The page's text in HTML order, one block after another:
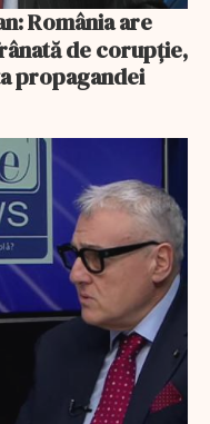
de corupție,
propagandei